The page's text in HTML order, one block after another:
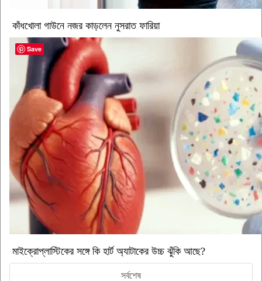
কাঁধখোলা গাউনে নজর কাড়লেন নুসরাত ফারিয়া
মাইক্রোপ্লাস্টিকের সঙ্গে কি হার্ট অ্যাটাকের উচ্চ ঝুঁকি আছে?
সর্বশেষ
Save